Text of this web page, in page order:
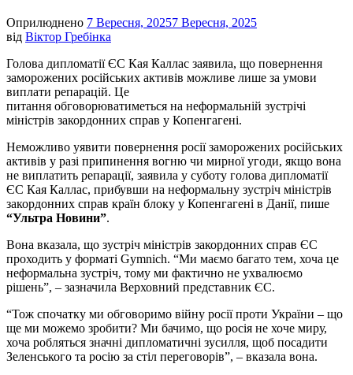
Оприлюднено 7 Вересня, 20257 Вересня, 2025
від Віктор Гребінка
Голова дипломатії ЄС Кая Каллас заявила, що повернення
заморожених російських активів можливе лише за умови
виплати репарацій. Це
питання обговорюватиметься на неформальній зустрічі
міністрів закордонних справ у Копенгагені.
Неможливо уявити повернення росії заморожених російських
активів у разі припинення вогню чи мирної угоди, якщо вона
не виплатить репарації, заявила у суботу голова дипломатії
ЄС Кая Каллас, прибувши на неформальну зустріч міністрів
закордонних справ країн блоку у Копенгагені в Данії, пише
“Ультра Новини”.
Вона вказала, що зустріч міністрів закордонних справ ЄС
проходить у форматі Gymnich. “Ми маємо багато тем, хоча це
неформальна зустріч, тому ми фактично не ухвалюємо
рішень”, – зазначила Верховний представник ЄС.
“Тож спочатку ми обговоримо війну росії проти України – що
ще ми можемо зробити? Ми бачимо, що росія не хоче миру,
хоча робляться значні дипломатичні зусилля, щоб посадити
Зеленського та росію за стіл переговорів”, – вказала вона.